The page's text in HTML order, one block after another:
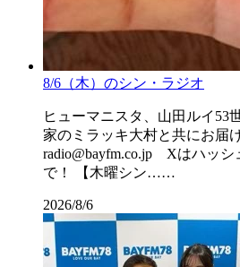
8/6（木）のシン・ラジオ
ヒューマニスタ、山田ルイ53
家のミラッキ大村と共にお届
radio@bayfm.co.jp Xはハッシ
で！ 【木曜シン……
2026/8/6